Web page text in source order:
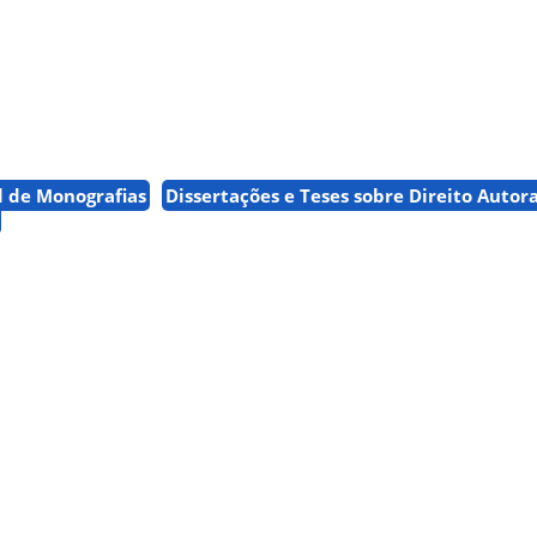
de Monografias Dissertações e Teses sobre Direito